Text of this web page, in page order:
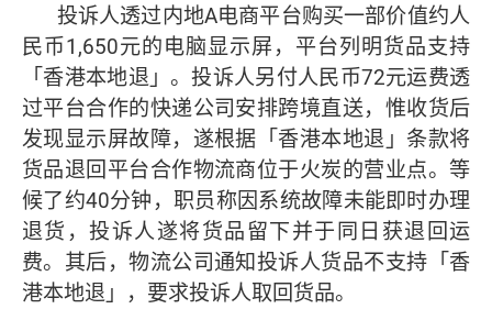
投诉人透过内地A电商平台购买一部价值约人
民币1,650元的电脑显示屏，平台列明货品支持
「香港本地退」。投诉人另付人民币72元运费透
过平台合作的快递公司安排跨境直送，惟收货后
发现显示屏故障，遂根据「香港本地退」条款将
货品退回平台合作物流商位于火炭的营业点。等
候了约40分钟，职员称因系统故障未能即时办理
退货，投诉人遂将货品留下并于同日获退回运
费。其后，物流公司通知投诉人货品不支持「香
港本地退」，要求投诉人取回货品。